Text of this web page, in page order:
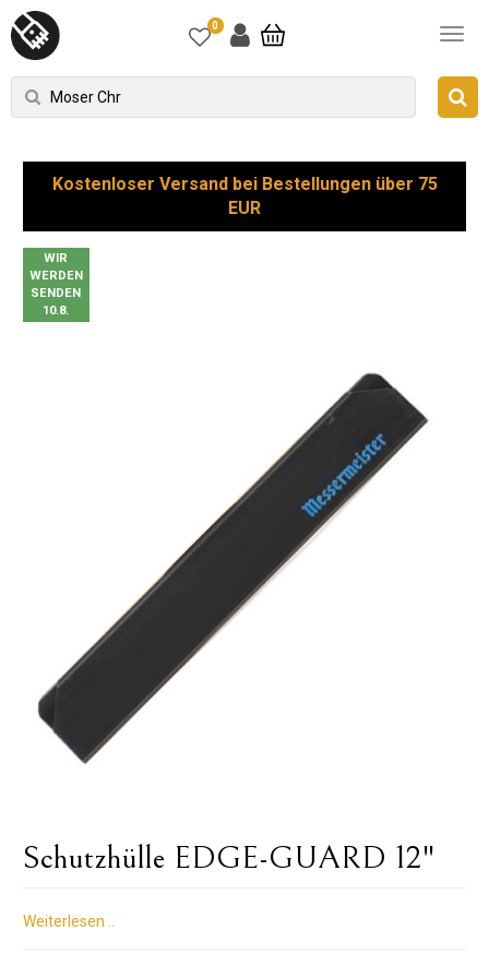
0
Kostenloser Versand bei Bestellungen über 75
EUR
WIR
WERDEN
SENDEN
10.8.
Schutzhülle EDGE-GUARD 12"
Weiterlesen ..